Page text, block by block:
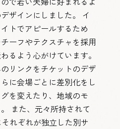
ザインにしました。 イ
トでアピールするため
ーフやテクスチャを採用
るよう心がけています。
リンクをチケットのデザ
に会場ごとに差別化をし
を変えたり、地域のモ
また、元々所持されて
れぞれが独立した別サ